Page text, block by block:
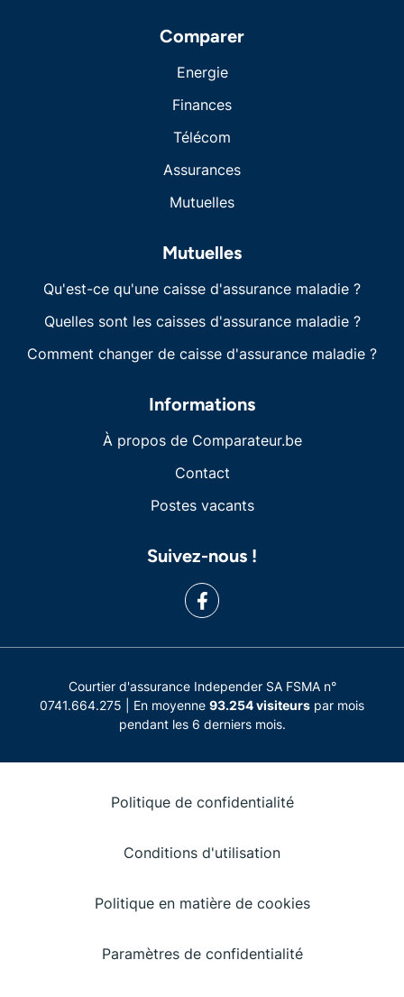
Comparer
Energie
Finances
Télécom
Assurances
Mutuelles
Mutuelles
Qu'est-ce qu'une caisse d'assurance maladie ?
Quelles sont les caisses d'assurance maladie ?
Comment changer de caisse d'assurance maladie ?
Informations
À propos de Comparateur.be
Contact
Postes vacants
Suivez-nous !
Courtier d'assurance Independer SA FSMA n°
0741.664.275 | En moyenne 93.254 visiteurs par mois
pendant les 6 derniers mois.
Politique de confidentialité
Conditions d'utilisation
Politique en matière de cookies
Paramètres de confidentialité